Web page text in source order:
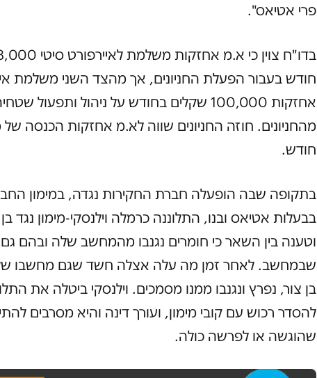
פרי אטיאס".
חודש בעבור הפעלת החניונים, אך מהצד השני משלמת
אחזקות 100,000 שקלים בחודש על ניהול ותפעול
מהחניונים. חוזה החניונים שווה לא.מ אחזקות הכנסה של
חודש.
בתקופה שבה הופעלה חברת החקירות נגדה, במימון
בבעלות אטיאס ובנו, התלוננה כרמלה וילנסקי-מימון נגד
וטענה בין השאר כי חומרים נגנבו מהמחשב שלה ובהם
שבמחשב. לאחר זמן מה עלה אצלה חשד שגם מחשבו של
בן צור, נפרץ ונגנבו ממנו מסמכים. וילנסקי ביטלה את
להסדר רכוש עם קובי מימון, ועורך דינה והיא מסרבים
שהוגשה או לפרשה כולה.